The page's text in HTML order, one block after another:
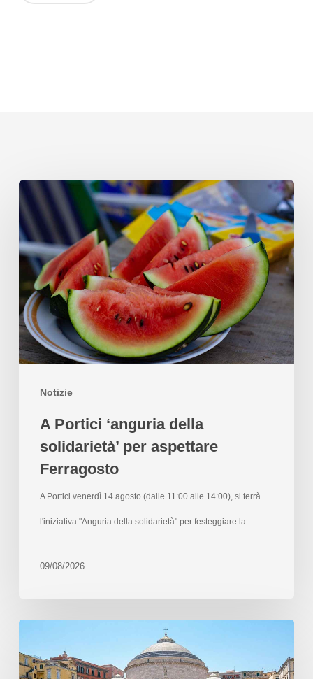
Notizie
A Portici ‘anguria della
solidarietà’ per aspettare
Ferragosto
A Portici venerdì 14 agosto (dalle 11:00 alle 14:00), si terrà
l'iniziativa "Anguria della solidarietà" per festeggiare la…
09/08/2026